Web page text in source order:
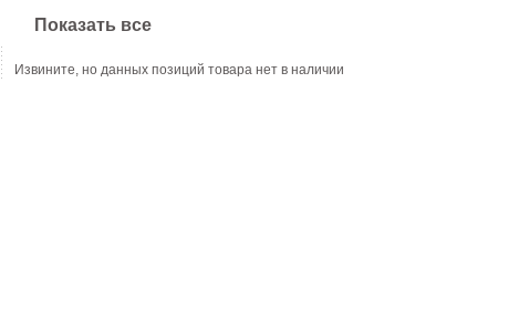
Показать все
Извините, но данных позиций товара нет в наличии